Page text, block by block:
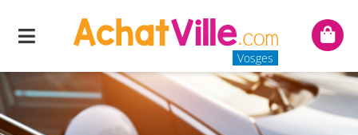
Menu
Vosges
Mon